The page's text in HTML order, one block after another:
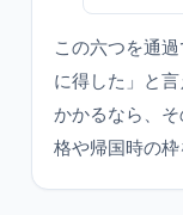
この六つを通
に得した」と
かかるなら、
格や帰国時の枠